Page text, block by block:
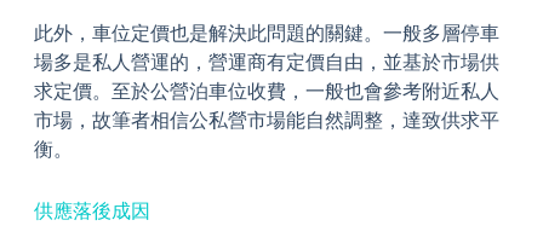
此外，車位定價也是解決此問題的關鍵。一般多層停車
場多是私人營運的，營運商有定價自由，並基於市場供
求定價。至於公營泊車位收費，一般也會參考附近私人
市場，故筆者相信公私營市場能自然調整，達致供求平
衡。
供應落後成因